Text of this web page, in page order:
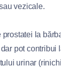
vezicale.
la
pot contribui
urinar